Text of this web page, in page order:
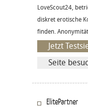
LoveScout24,
diskret erotische
finden.
Jetzt
Seite
ElitePartner